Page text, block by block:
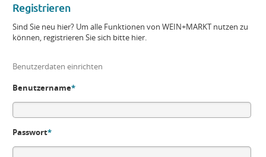
Registrieren
Sind Sie neu hier? Um alle Funktionen von WEIN+MARKT nutzen zu
können, registrieren Sie sich bitte hier.
Benutzerdaten einrichten
Benutzername*
Passwort*